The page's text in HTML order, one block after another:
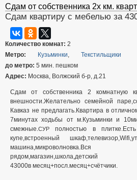
Сдам от собственника 2х км.
Сдам квартиру с мебелью за
Количество комнат: 2
Метро:
Кузьминки,
Текстильщики
до метро: 5 мин. пешком
Адрес: Москва, Волжский б-р, д.21
Сдам от собственника 2 комнатную
внешности.Желательно семейной
Кавказ не предлагать.Квартира в
7минутах ходьбы от м.Кузьминки и
смежные.СУР полностью в
купе,встроенный
43000в месяц+посл.месяц+счётчики.